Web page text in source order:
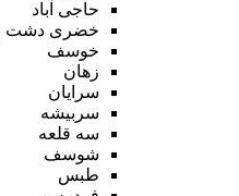
حاجی آباد
خضری دشت
خوسف
زهان
سرایان
سربیشه
سه قلعه
شوسف
طبس